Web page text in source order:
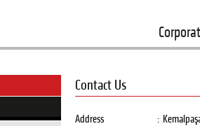
Contact Us
Address :